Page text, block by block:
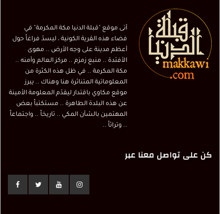
أتى موقع "قبلة الدنيا مكة المكرمة" في
فضاء هذه القرية الكونية ، ليسدّ فراغاً حول
أعظم مدينة على وجه الأرض .. مهوى
الأفئدة .. منبع زمزم .. مركز العالم وأمنه ..
مكة المكرمة .. في ظل هذه الكثرة من
المعلوماتية المتناثرة هنا وهناك .. يبرز
موقع مكاوي باقتدار ليقدّم المعلومة الأمينة
عن هذه البلدة الطاهرة .. مستكتباً بعض
المهتمين بالشأن المكي .. تاريخاً .. واجتماعاً
.. وتراثاً ..
كن على تواصل معنا عبر